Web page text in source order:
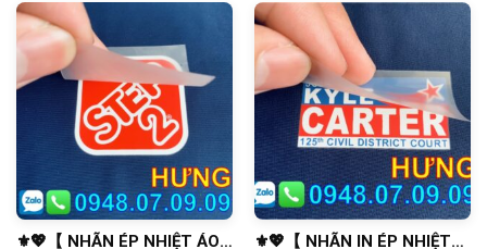
⚜️💖【 NHÃN ÉP NHIỆT ÁO
⚜️💖【 NHÃN IN ÉP NHIỆT